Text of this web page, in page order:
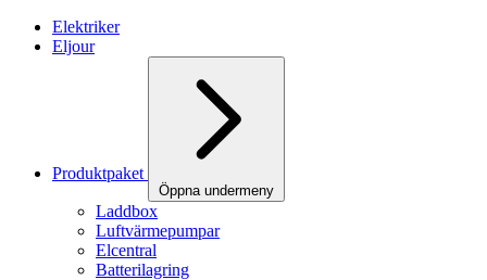
Elektriker
Eljour
Produktpaket
Öppna undermeny
Laddbox
Luftvärmepumpar
Elcentral
Batterilagring